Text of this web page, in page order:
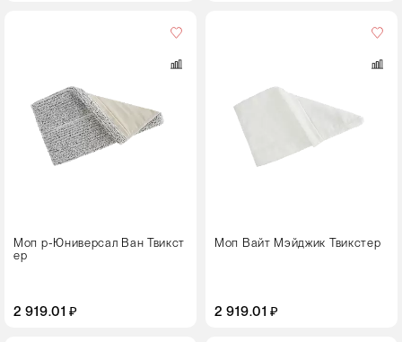
Моп р-Юниверсал Ван Твикст
ер
2 919.01 ₽
Моп Вайт Мэйджик Твикстер
2 919.01 ₽
Размер,